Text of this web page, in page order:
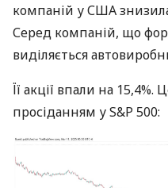
компаній у США
Серед компаній, що
виділяється
Її акції впали на
просіданням у S&P 500: